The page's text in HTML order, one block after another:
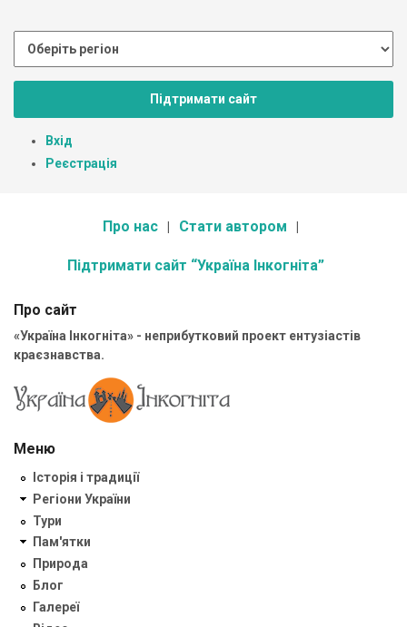
Підтримати сайт
Вхід
Реєстрація
Про нас Стати автором
Підтримати сайт “Україна Інкогніта”
Про сайт
«Україна Інкогніта» - неприбутковий проект ентузіастів
краєзнавства.
Меню
Історія і традиції
Регіони України
Тури
Пам'ятки
Природа
Блог
Галереї